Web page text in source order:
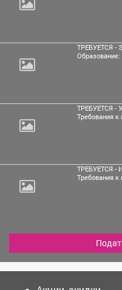
ТРЕБУЕТСЯ -
ТРЕБУЕТСЯ -
Требования к
ТРЕБУЕТСЯ -
Требования к